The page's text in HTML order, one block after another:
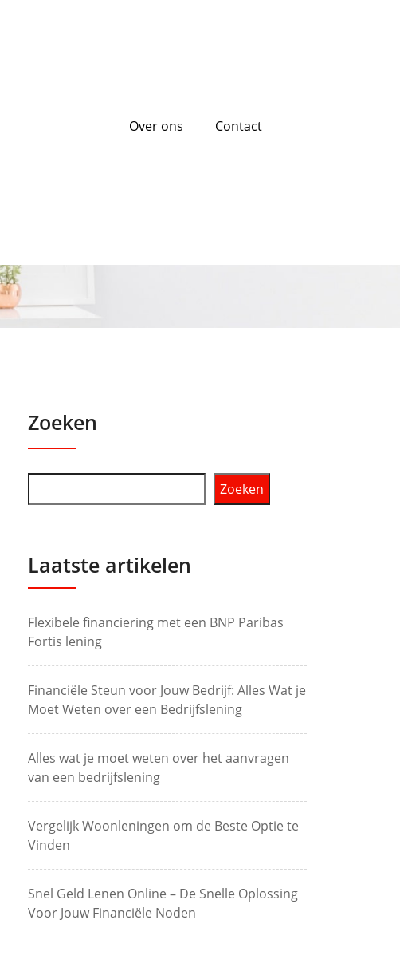
Over ons Contact
Zoeken
Zoeken
Laatste artikelen
Flexibele financiering met een BNP Paribas
Fortis lening
Financiële Steun voor Jouw Bedrijf: Alles Wat je
Moet Weten over een Bedrijfslening
Alles wat je moet weten over het aanvragen
van een bedrijfslening
Vergelijk Woonleningen om de Beste Optie te
Vinden
Snel Geld Lenen Online – De Snelle Oplossing
Voor Jouw Financiële Noden